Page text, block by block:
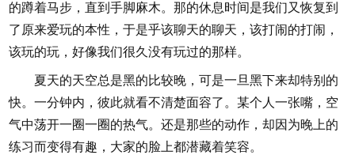
的蹲着马步，直到手脚麻木。那的休息时间是我们又恢复到
了原来爱玩的本性，于是乎该聊天的聊天，该打闹的打闹，
该玩的玩，好像我们很久没有玩过的那样。
夏天的天空总是黑的比较晚，可是一旦黑下来却特别的
快。一分钟内，彼此就看不清楚面容了。某个人一张嘴，空
气中荡开一圈一圈的热气。还是那些的动作，却因为晚上的
练习而变得有趣，大家的脸上都潜藏着笑容。